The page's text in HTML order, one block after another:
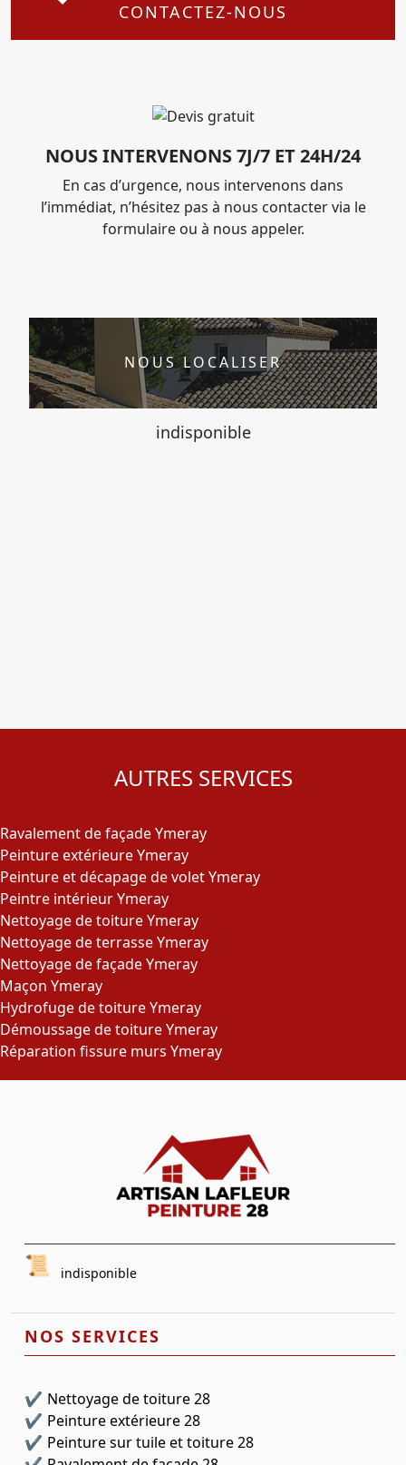
CONTACTEZ-NOUS
NOUS INTERVENONS 7J/7 ET 24H/24
En cas d’urgence, nous intervenons dans
l’immédiat, n’hésitez pas à nous contacter via le
formulaire ou à nous appeler.
NOUS LOCALISER
indisponible
AUTRES SERVICES
Ravalement de façade Ymeray
Peinture extérieure Ymeray
Peinture et décapage de volet Ymeray
Peintre intérieur Ymeray
Nettoyage de toiture Ymeray
Nettoyage de terrasse Ymeray
Nettoyage de façade Ymeray
Maçon Ymeray
Hydrofuge de toiture Ymeray
Démoussage de toiture Ymeray
Réparation fissure murs Ymeray
indisponible
NOS SERVICES
Nettoyage de toiture 28
Peinture extérieure 28
Peinture sur tuile et toiture 28